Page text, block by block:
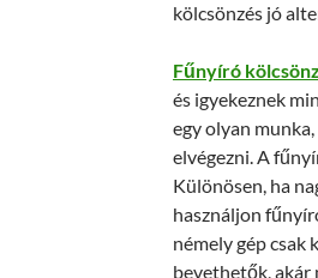
kölcsönzés jó
Fűnyíró
és igyekeznek
egy olyan
elvégezni. A
Különösen, ha
használjon
némely gép csak
bevethetők, akár